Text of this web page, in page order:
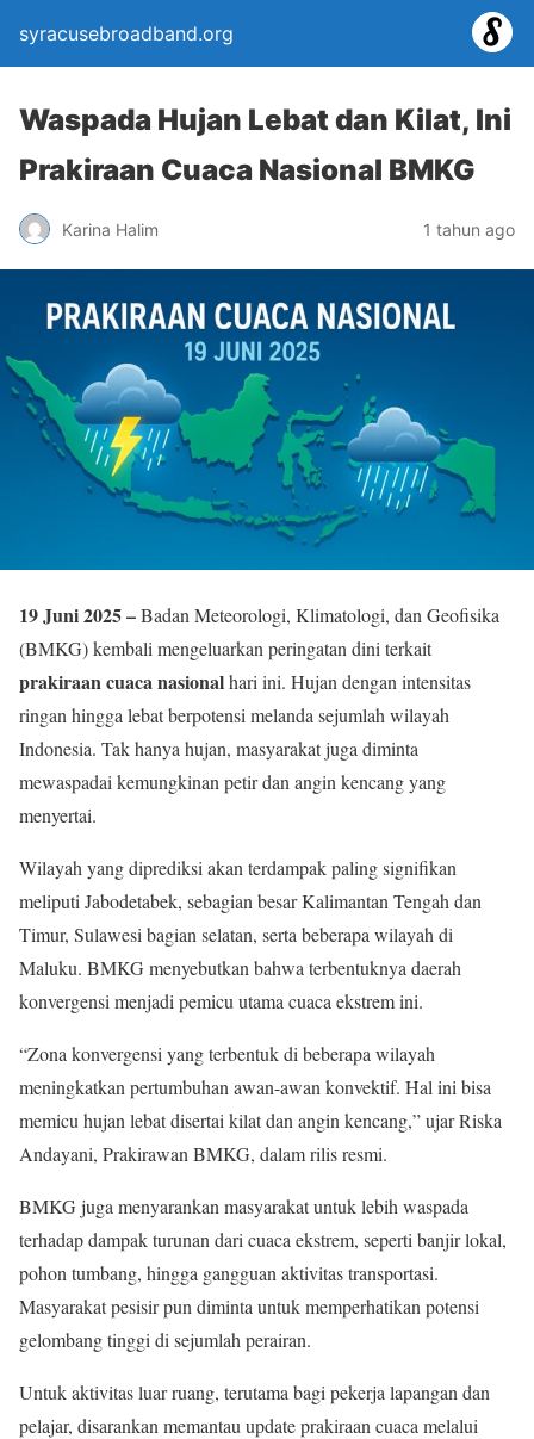
syracusebroadband.org
Waspada Hujan Lebat dan Kilat, Ini
Prakiraan Cuaca Nasional BMKG
Karina Halim 1 tahun ago
19 Juni 2025 –Badan Meteorologi, Klimatologi, dan Geofisika
(BMKG) kembali mengeluarkan peringatan dini terkait
prakiraan cuaca nasionalhari ini. Hujan dengan intensitas
ringan hingga lebat berpotensi melanda sejumlah wilayah
Indonesia. Tak hanya hujan, masyarakat juga diminta
mewaspadai kemungkinan petir dan angin kencang yang
menyertai.
Wilayah yang diprediksi akan terdampak paling signifikan
meliputi Jabodetabek, sebagian besar Kalimantan Tengah dan
Timur, Sulawesi bagian selatan, serta beberapa wilayah di
Maluku. BMKG menyebutkan bahwa terbentuknya daerah
konvergensi menjadi pemicu utama cuaca ekstrem ini.
“Zona konvergensi yang terbentuk di beberapa wilayah
meningkatkan pertumbuhan awan-awan konvektif. Hal ini bisa
memicu hujan lebat disertai kilat dan angin kencang,” ujar Riska
Andayani, Prakirawan BMKG, dalam rilis resmi.
BMKG juga menyarankan masyarakat untuk lebih waspada
terhadap dampak turunan dari cuaca ekstrem, seperti banjir lokal,
pohon tumbang, hingga gangguan aktivitas transportasi.
Masyarakat pesisir pun diminta untuk memperhatikan potensi
gelombang tinggi di sejumlah perairan.
Untuk aktivitas luar ruang, terutama bagi pekerja lapangan dan
pelajar, disarankan memantau update prakiraan cuaca melalui